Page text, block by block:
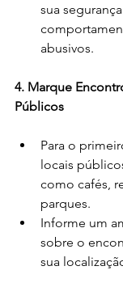
sua
abusivos.
4. Marque
Públicos
Para o
locais
como cafés,
parques.
Informe um
sobre o
sua